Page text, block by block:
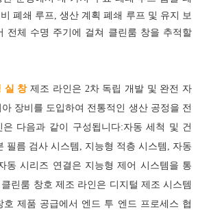
폐쇄 루프, 생산 계획 폐쇄 루프 및 유지 보
전체 수명 주기에 걸쳐 클린룸 창을 추적할
실 창 제조 라인은 2차 독립 개발 및 완전 자
장비를 도입하여 전통적인 생산 공정을 전
은 다음과 같이 구성됩니다:자동 세척 및 건
필름 검사 시스템, 지능형 적층 시스템, 자동
동 시리즈 연결은 지능형 제어 시스템을 통
린룸 창호 제조 라인은 디지털 제조 시스템
제품 공급에서 엔드 투 엔드 프로세스 협